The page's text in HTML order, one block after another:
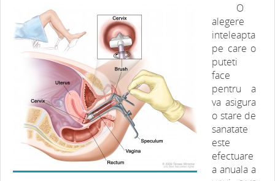
O
alegere
inteleapta
pe care o
puteti
face
pentru a
va asigura
o stare de
sanatate
este
efectuare
a anuala a